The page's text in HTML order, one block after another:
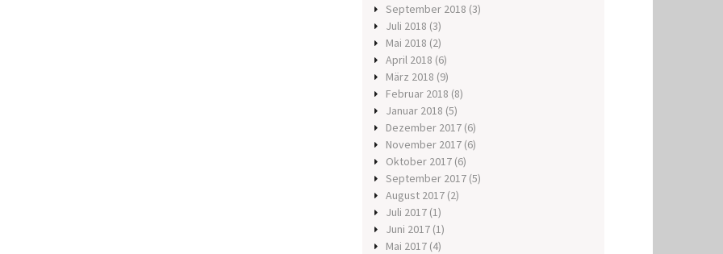
September 2018 (3)
Juli 2018 (3)
Mai 2018 (2)
April 2018 (6)
März 2018 (9)
Februar 2018 (8)
Januar 2018 (5)
Dezember 2017 (6)
November 2017 (6)
Oktober 2017 (6)
September 2017 (5)
August 2017 (2)
Juli 2017 (1)
Juni 2017 (1)
Mai 2017 (4)